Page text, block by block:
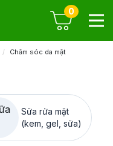
0
Chăm sóc da mặt
Sữa rửa mặt
(kem, gel, sữa)